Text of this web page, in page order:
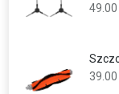
49.00
39.00